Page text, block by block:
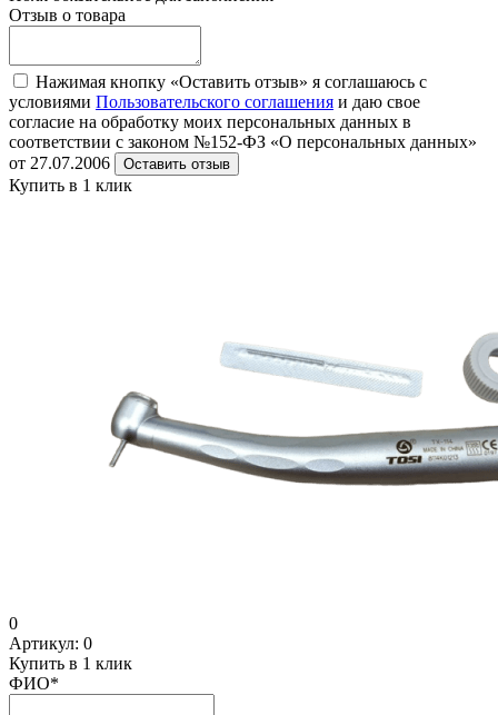
Отзыв о товара
Нажимая кнопку «Оставить отзыв» я соглашаюсь с
условиями Пользовательского соглашения и даю свое
согласие на обработку моих персональных данных в
соответствии с законом №152-ФЗ «О персональных данных»
от 27.07.2006
Оставить отзыв
Купить в 1 клик
0
Артикул: 0
Купить в 1 клик
ФИО*